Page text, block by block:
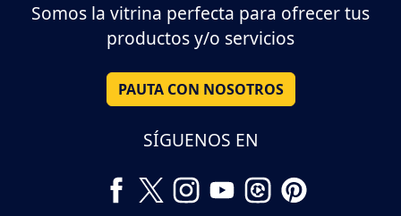
Somos la vitrina perfecta para ofrecer tus
productos y/o servicios
PAUTA CON NOSOTROS
SÍGUENOS EN